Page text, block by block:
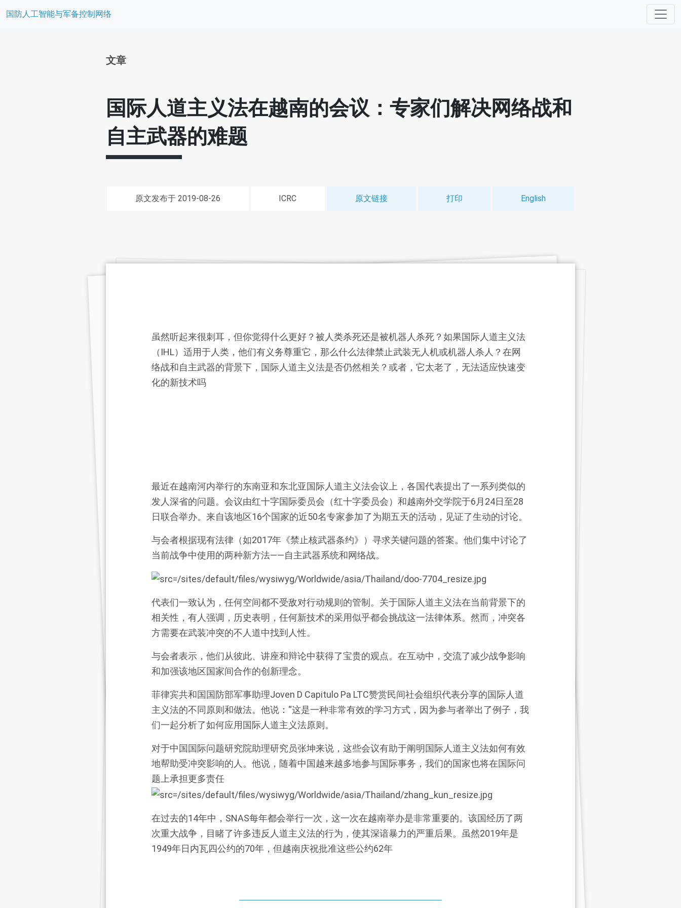
国防人工智能与军备控制网络
文章
国际人道主义法在越南的会议：专家们解决网络战和
自主武器的难题
原文发布于 2019-08-26 ICRC 原文链接 打印 English
虽然听起来很刺耳，但你觉得什么更好？被人类杀死还是被机器人杀死？如果国际人道主义法
（IHL）适用于人类，他们有义务尊重它，那么什么法律禁止武装无人机或机器人杀人？在网
络战和自主武器的背景下，国际人道主义法是否仍然相关？或者，它太老了，无法适应快速变
化的新技术吗
最近在越南河内举行的东南亚和东北亚国际人道主义法会议上，各国代表提出了一系列类似的
发人深省的问题。会议由红十字国际委员会（红十字委员会）和越南外交学院于6月24日至28
日联合举办。来自该地区16个国家的近50名专家参加了为期五天的活动，见证了生动的讨论。
与会者根据现有法律（如2017年《禁止核武器条约》）寻求关键问题的答案。他们集中讨论了
当前战争中使用的两种新方法——自主武器系统和网络战。
代表们一致认为，任何空间都不受敌对行动规则的管制。关于国际人道主义法在当前背景下的
相关性，有人强调，历史表明，任何新技术的采用似乎都会挑战这一法律体系。然而，冲突各
方需要在武装冲突的不人道中找到人性。
与会者表示，他们从彼此、讲座和辩论中获得了宝贵的观点。在互动中，交流了减少战争影响
和加强该地区国家间合作的创新理念。
菲律宾共和国国防部军事助理Joven D Capitulo Pa LTC赞赏民间社会组织代表分享的国际人道
主义法的不同原则和做法。他说：“这是一种非常有效的学习方式，因为参与者举出了例子，我
们一起分析了如何应用国际人道主义法原则。
对于中国国际问题研究院助理研究员张坤来说，这些会议有助于阐明国际人道主义法如何有效
地帮助受冲突影响的人。他说，随着中国越来越多地参与国际事务，我们的国家也将在国际问
题上承担更多责任
在过去的14年中，SNAS每年都会举行一次，这一次在越南举办是非常重要的。该国经历了两
次重大战争，目睹了许多违反人道主义法的行为，使其深谙暴力的严重后果。虽然2019年是
1949年日内瓦四公约的70年，但越南庆祝批准这些公约62年